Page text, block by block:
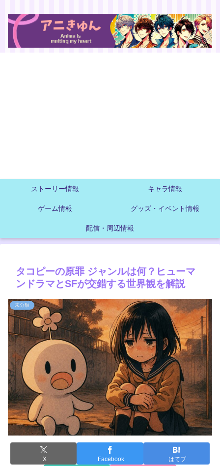
ストーリー情報 キャラ情報
ゲーム情報 グッズ・イベント情報
配信・周辺情報
タコピーの原罪 ジャンルは何？ヒューマ
ンドラマとSFが交錯する世界観を解説
未分類
X Facebook はてブ